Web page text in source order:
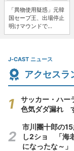
「異物使用疑惑」元韓
国セーブ王、出場停止
明けマウンドで...
J-CAST ニュース
アクセスラ
サッカー・ハー
色気ダダ漏れ
市川團十郎の
し2ショ 「海
になったな～」